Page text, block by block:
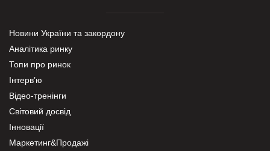
Новини України та закордону
Аналітика ринку
Топи про ринок
Інтерв’ю
Відео-тренінги
Світовий досвід
Інновації
Маркетинг&Продажі